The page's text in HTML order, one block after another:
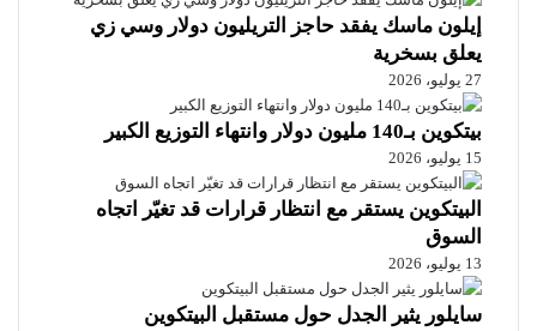
إيلون ماسك يفقد حاجز التريليون دولار وسي زي
يعلق بسخرية
27 يوليو، 2026
بيتكوين بـ140 مليون دولار وانتهاء التوزيع الكبير
15 يوليو، 2026
البيتكوين يستقر مع انتظار قرارات قد تغيّر اتجاه
السوق
13 يوليو، 2026
سايلور يثير الجدل حول مستقبل البيتكوين